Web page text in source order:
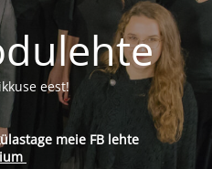
eest!
meie FB lehte